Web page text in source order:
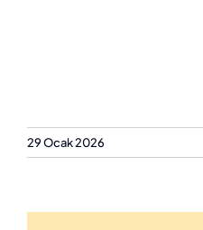
29 Ocak 2026